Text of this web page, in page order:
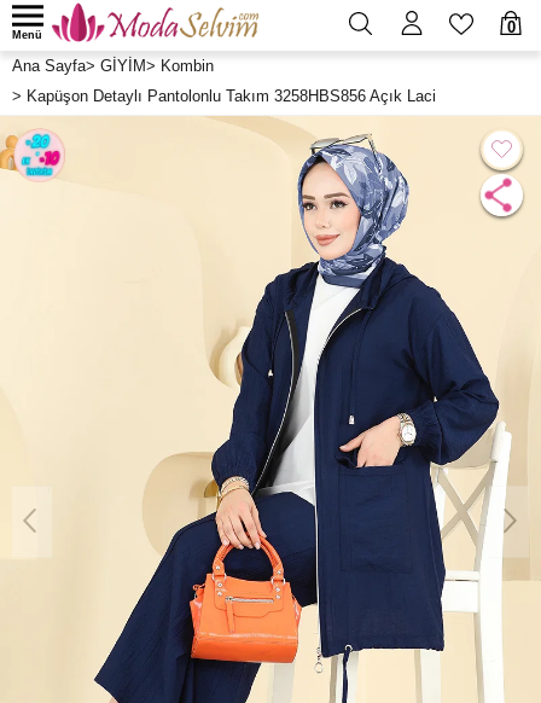
0
Menü
Ana Sayfa> GİYİM> Kombin
> Kapüşon Detaylı Pantolonlu Takım 3258HBS856 Açık Laci